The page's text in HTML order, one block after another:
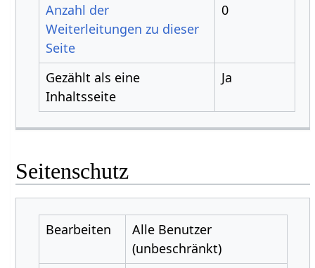
Anzahl der
Weiterleitungen zu dieser
Seite
0
Gezählt als eine
Inhaltsseite
Ja
Seitenschutz
Bearbeiten
Alle Benutzer
(unbeschränkt)